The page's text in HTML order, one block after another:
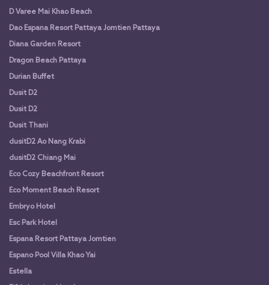
D Varee Mai Khao Beach
Dao Espana Resort Pattaya Jomtien Pattaya
Diana Garden Resort
Dragon Beach Pattaya
Durian Buffet
Dusit D2
Dusit D2
Dusit Thani
dusitD2 Ao Nang Krabi
dusitD2 Chiang Mai
Eco Cozy Beachfront Resort
Eco Moment Beach Resort
Embryo Hotel
Esc Park Hotel
Espana Resort Pattaya Jomtien
Espano Pool Villa Khao Yai
Estella